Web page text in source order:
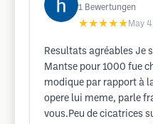
1 Bewertungen
★★★★★ May
Resultats agréables Je
Mantse pour 1000 fue
modique par rapport à
opere lui meme, parle
vous.Peu de cicatrices